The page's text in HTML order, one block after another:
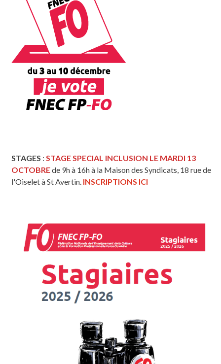
STAGES : STAGE SPECIAL INCLUSION LE MARDI 13
OCTOBREde 9h à 16h à la Maison des Syndicats, 18 rue de
l'Oiselet à St Avertin. INSCRIPTIONS ICI